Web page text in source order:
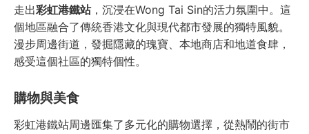
走出彩虹港鐵站，沉浸在Wong Tai Sin的活力氛圍中。這
個地區融合了傳統香港文化與現代都市發展的獨特風貌。
漫步周邊街道，發掘隱藏的瑰寶、本地商店和地道食肆，
感受這個社區的獨特個性。
購物與美食
彩虹港鐵站周邊匯集了多元化的購物選擇，從熱鬧的街市